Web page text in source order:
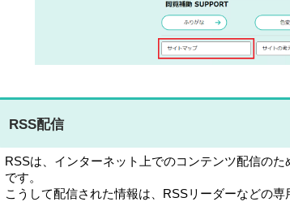
RSS配信
RSSは、インターネット上でのコンテンツ配信の
です。
こうして配信された情報は、RSSリーダーなどの